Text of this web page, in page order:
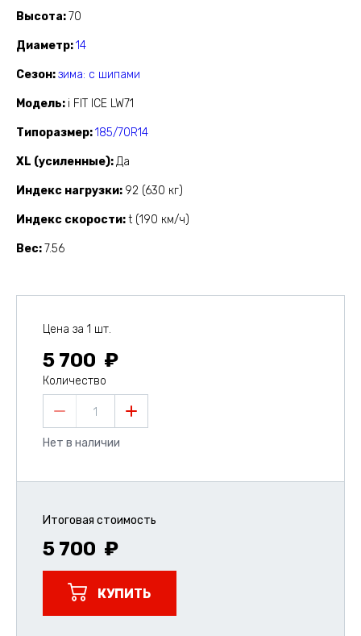
Высота 70
Диаметр 14
Сезон зима: с шипами
Модель i FIT ICE LW71
Типоразмер 185/70R14
XL (усиленные) Да
Индекс нагрузки 92 (630 кг)
Индекс скорости t (190 км/ч)
Вес 7.56
Цена за 1 шт.
5 700
Количество
1
Нет в наличии
Итоговая стоимость
5 700
КУПИТЬ